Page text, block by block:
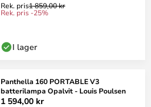
Rek. pris1 859,00 kr
Rek. pris -25%
I lager
Panthella 160 PORTABLE V3
batterilampa Opalvit - Louis Poulsen
1 594,00 kr